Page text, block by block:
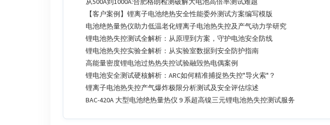
【客户案例】锂离子电池绝热安全性能委外测试方案编写模版
电池绝热量热仪助力低温老化锂离子电池热失控及产气动力学研究
锂电池热失控测试全解析：从原理到方案，守护电池安全防线
锂电池热失控实验全解析：从实验室数据到安全防护指南
高能量密度锂电池过热热失控试验融毁热电偶案例
锂电池安全测试硬核解析：ARC如何精准捕捉热失控"导火索"？
锂离子电池热失控产气爆炸极限分析测试及安全评估综述
BAC-420A 大型电池绝热量热仪 9 系超高镍三元锂电池热失控测试服务